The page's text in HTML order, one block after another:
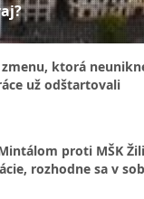
ktorá
už odštartovali
proti MŠK
rozhodne sa v